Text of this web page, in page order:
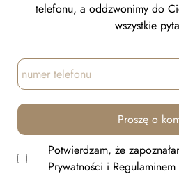
telefonu, a oddzwonimy do
wszystkie
Proszę o
Potwierdzam, że
Prywatności i Regulaminem